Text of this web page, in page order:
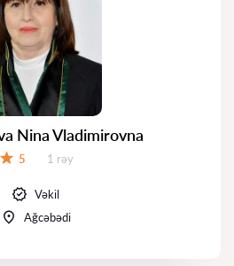
Nina Vladimirovna
5 Rəylər:
1 rəy
Vəkil
Ağcəbədi